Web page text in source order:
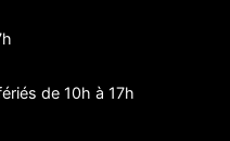
de 10h à 17h